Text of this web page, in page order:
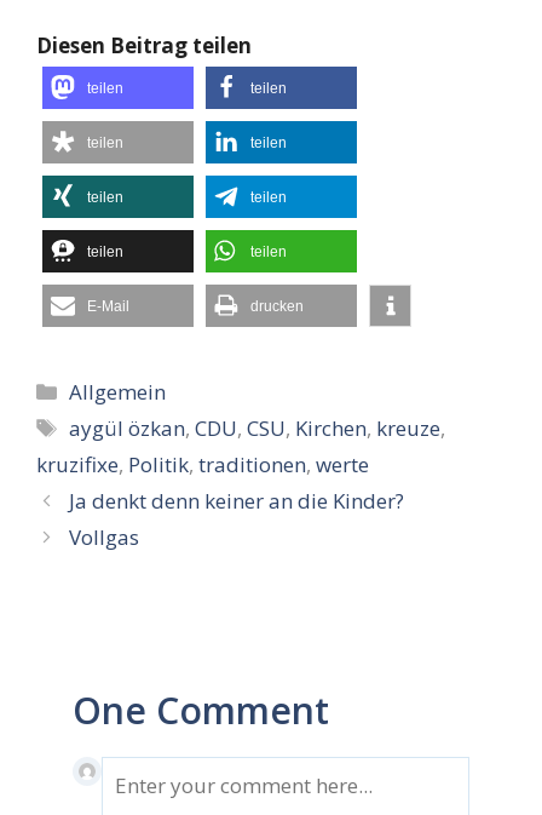
Diesen Beitrag teilen
teilen teilen
teilen teilen
teilen teilen
teilen teilen
E-Mail drucken
Kategorien
Allgemein
Schlagwörter
aygül özkan,CDU,CSU, Kirchen, kreuze,
kruzifixe, Politik, traditionen, werte
Ja denkt denn keiner an die Kinder?
Vollgas
One Comment